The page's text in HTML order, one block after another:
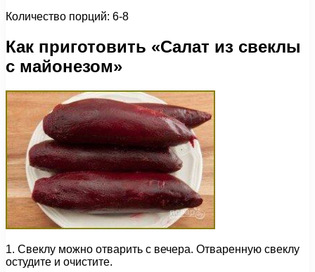
Количество порций: 6-8
Как приготовить «Салат из свеклы
с майонезом»
1. Свеклу можно отварить с вечера. Отваренную свеклу
остудите и очистите.